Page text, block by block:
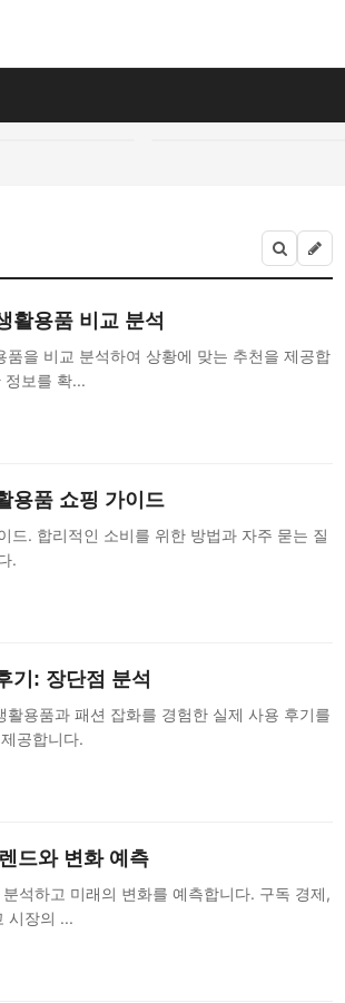
활용품 비교 분석
품을 비교 분석하여 상황에 맞는 추천을 제공합
정보를 확...
용품 쇼핑 가이드
드. 합리적인 소비를 위한 방법과 자주 묻는 질
.
기: 장단점 분석
용품과 패션 잡화를 경험한 실제 사용 후기를
공합니다.
드와 변화 예측
석하고 미래의 변화를 예측합니다. 구독 경제,
시장의 ...